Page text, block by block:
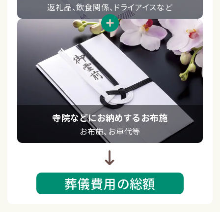
返礼品、飲食関係、ドライアイスなど
寺院などにお納めするお布施
お布施、お⾞代等
葬儀費用の総額